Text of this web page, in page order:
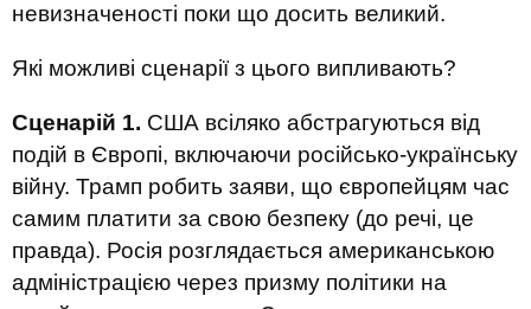
невизначеності поки що досить великий.
Які можливі сценарії з цього випливають?
Сценарій 1. США всіляко абстрагуються від
подій в Європі, включаючи російсько-українську
війну. Трамп робить заяви, що європейцям час
самим платити за свою безпеку (до речі, це
правда). Росія розглядається американською
адміністрацією через призму політики на